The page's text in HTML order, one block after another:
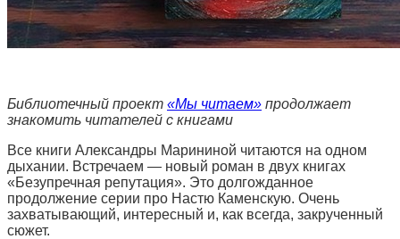
Библиотечный проект «Мы читаем» продолжает
знакомить читателей с книгами
Все книги Александры Марининой читаются на одном
дыхании. Встречаем — новый роман в двух книгах
«Безупречная репутация». Это долгожданное
продолжение серии про Настю Каменскую. Очень
захватывающий, интересный и, как всегда, закрученный
сюжет.